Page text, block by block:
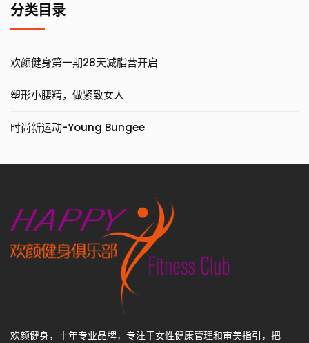
分类目录
欢颜健身第一期28天减脂营开启
塑形小腰精，做紧致女人
时尚新运动-Young Bungee
欢颜健身，十年专业品牌，专注于女性健康管理和审美指引，把